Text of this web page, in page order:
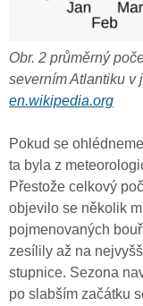
Obr. 2 průměrný
severním Atlantiku v
en.wikipedia.org
Pokud se
ta byla z
Přestože celkový
objevilo se několik
pojmenovaných
zesílily až na
stupnice. Sezona
po slabším začátku